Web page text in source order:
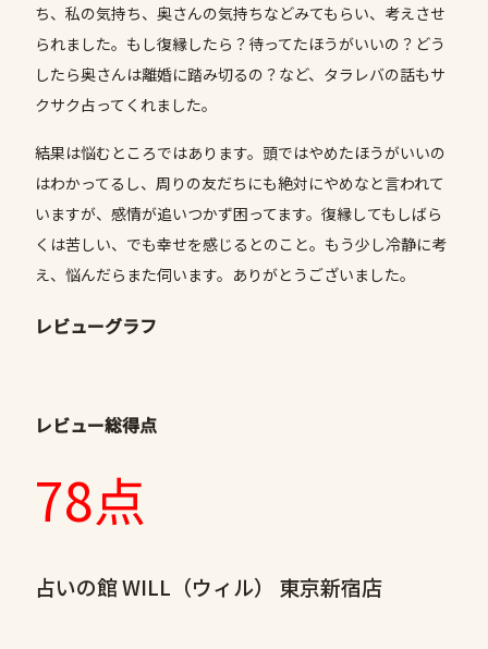
ち、私の気持ち、奥さんの気持ちなどみてもらい、考えさせ
られました。もし復縁したら？待ってたほうがいいの？どう
したら奥さんは離婚に踏み切るの？など、タラレバの話もサ
クサク占ってくれました。
結果は悩むところではあります。頭ではやめたほうがいいの
はわかってるし、周りの友だちにも絶対にやめなと言われて
いますが、感情が追いつかず困ってます。復縁してもしばら
くは苦しい、でも幸せを感じるとのこと。もう少し冷静に考
え、悩んだらまた伺います。ありがとうございました。
レビューグラフ
レビュー総得点
78点
占いの館 WILL（ウィル） 東京新宿店